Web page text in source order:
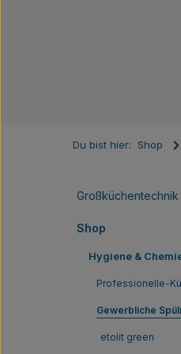
Du bist hier: Shop
Großküchentechnik
Shop
Hygiene &
Professionelle-
Gewerbliche
etolit green